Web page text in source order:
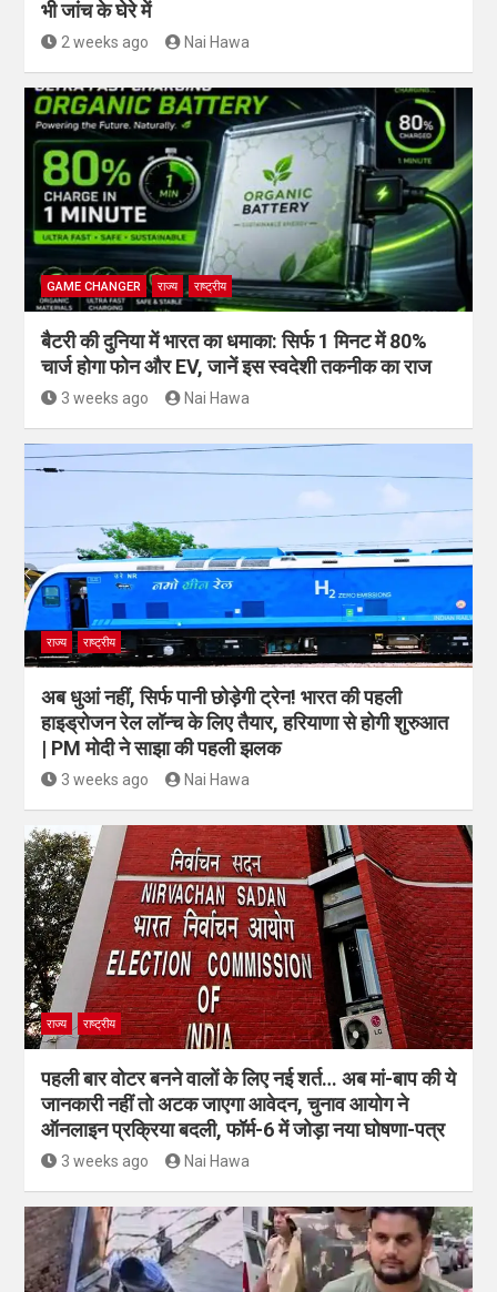
भी जांच के घेरे में
2 weeks ago Nai Hawa
GAME CHANGER राज्य राष्ट्रीय
बैटरी की दुनिया में भारत का धमाका: सिर्फ 1 मिनट में 80%
चार्ज होगा फोन और EV, जानें इस स्वदेशी तकनीक का राज
3 weeks ago Nai Hawa
राज्य राष्ट्रीय
अब धुआं नहीं, सिर्फ पानी छोड़ेगी ट्रेन! भारत की पहली
हाइड्रोजन रेल लॉन्च के लिए तैयार, हरियाणा से होगी शुरुआत
| PM मोदी ने साझा की पहली झलक
3 weeks ago Nai Hawa
राज्य राष्ट्रीय
पहली बार वोटर बनने वालों के लिए नई शर्त… अब मां-बाप की ये
जानकारी नहीं तो अटक जाएगा आवेदन, चुनाव आयोग ने
ऑनलाइन प्रक्रिया बदली, फॉर्म-6 में जोड़ा नया घोषणा-पत्र
3 weeks ago Nai Hawa